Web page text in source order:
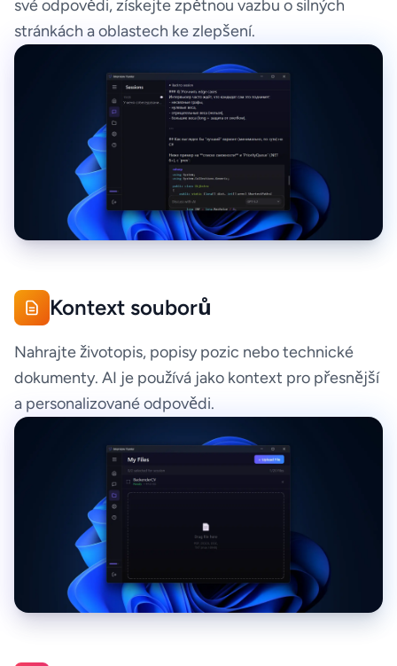
své odpovědi, získejte zpětnou vazbu o silných
stránkách a oblastech ke zlepšení.
Kontext souborů
Nahrajte životopis, popisy pozic nebo technické
dokumenty. AI je používá jako kontext pro přesnější
a personalizované odpovědi.